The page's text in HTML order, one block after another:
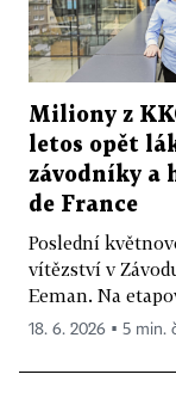
Miliony z
letos opět
závodníky a
de France
Poslední
vítězství v
Eeman. Na
18. 6. 2026 ▪ 5 min.